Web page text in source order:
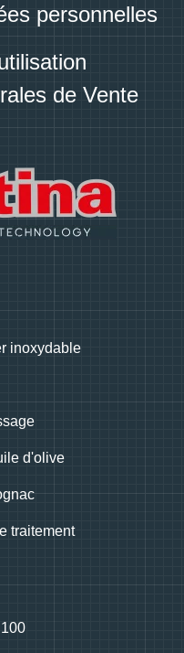
personnelles
de Vente
inoxydable
d'olive
traitement